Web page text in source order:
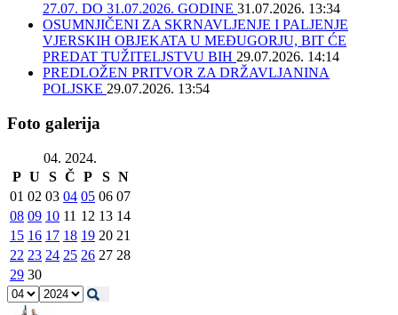
27.07. DO 31.07.2026. GODINE 31.07.2026. 13:34
OSUMNJIČENI ZA SKRNAVLJENJE I PALJENJE
VJERSKIH OBJEKATA U MEĐUGORJU, BIT ĆE
PREDAT TUŽITELJSTVU BIH 29.07.2026. 14:14
PREDLOŽEN PRITVOR ZA DRŽAVLJANINA
POLJSKE 29.07.2026. 13:54
Foto galerija
04. 2024.
P U S Č P S N
01 02 03 04 05 06 07
08 09 10 11 12 13 14
15 16 17 18 19 20 21
22 23 24 25 26 27 28
29 30